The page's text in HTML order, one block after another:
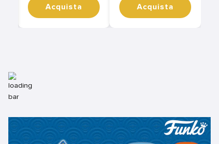
Acquista Acquista